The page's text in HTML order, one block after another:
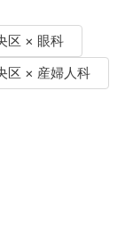
区 × 眼科
区 × 産婦人科